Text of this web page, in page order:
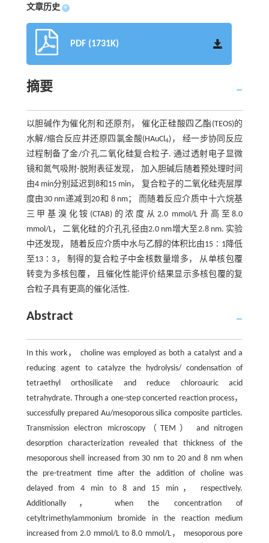
文章历史 +
PDF (1731K)
摘要
以胆碱作为催化剂和还原剂， 催化正硅酸四乙酯(TEOS)的
水解/缩合反应并还原四氯金酸(HAuCl4)， 经一步协同反应
过程制备了金/介孔二氧化硅复合粒子. 通过透射电子显微
镜和氮气吸附-脱附表征发现， 加入胆碱后随着预处理时间
由4 min分别延迟到8和15 min， 复合粒子的二氧化硅壳层厚
度由30 nm递减到20和 8 nm； 而随着反应介质中十六烷基
三甲基溴化铵(CTAB)的浓度从2.0 mmol/L升高至8.0
mmol/L， 二氧化硅的介孔孔径由2.0 nm增大至2.8 nm. 实验
中还发现， 随着反应介质中水与乙醇的体积比由15∶1降低
至13∶3， 制得的复合粒子中金核数量增多， 从单核包覆
转变为多核包覆， 且催化性能评价结果显示多核包覆的复
合粒子具有更高的催化活性.
Abstract
In this work， choline was employed as both a catalyst and a
reducing agent to catalyze the hydrolysis/ condensation of
tetraethyl orthosilicate and reduce chloroauric acid
tetrahydrate. Through a one-step concerted reaction process，
successfully prepared Au/mesoporous silica composite particles.
Transmission electron microscopy（TEM） and nitrogen
desorption characterization revealed that thickness of the
mesoporous shell increased from 30 nm to 20 and 8 nm when
the pre-treatment time after the addition of choline was
delayed from 4 min to 8 and 15 min， respectively.
Additionally， when the concentration of
cetyltrimethylammonium bromide in the reaction medium
increased from 2.0 mmol/L to 8.0 mmol/L， mesoporous pore